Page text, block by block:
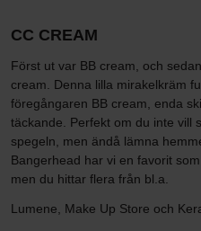
CC CREAM
Först ut var BB cream, och
cream. Denna lilla mirakelkräm
föregångaren BB cream, enda
täckande. Perfekt om du inte vill
spegeln, men ändå lämna
Bangerhead har vi en favorit
men du hittar flera från bl.a.
Lumene, Make Up Store och